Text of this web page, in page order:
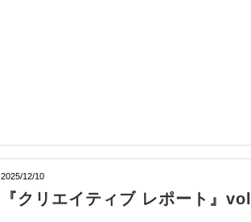
2025/12/10
『クリエイティブ レポート』